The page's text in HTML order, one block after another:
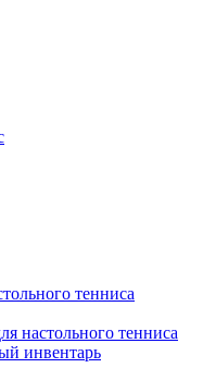
тенниса
настольного тенниса
инвентарь